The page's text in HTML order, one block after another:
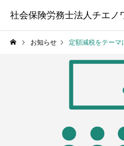
社会保険労務士法人チエノ
お知らせ 定額減税をテーマにお